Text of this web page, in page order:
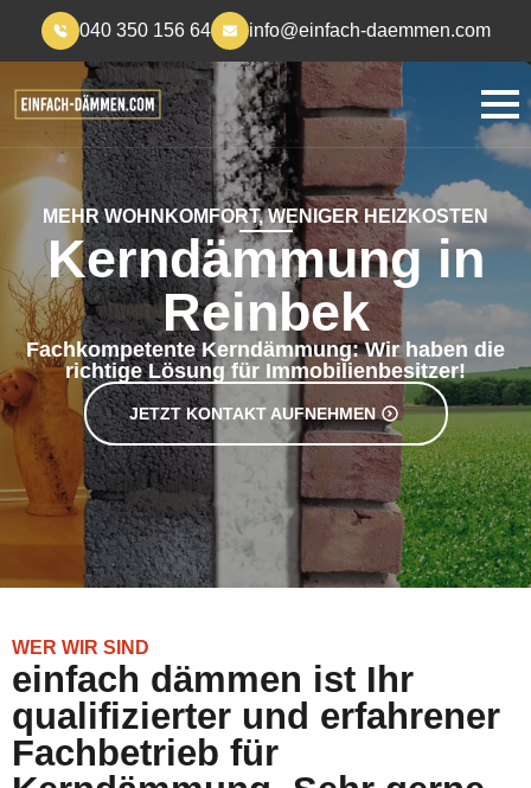
040 350 156 64 info@einfach-daemmen.com
MEHR WOHNKOMFORT, WENIGER HEIZKOSTEN
Kerndämmung in
Reinbek
Fachkompetente Kerndämmung: Wir haben die
richtige Lösung für Immobilienbesitzer!
JETZT KONTAKT AUFNEHMEN
WER WIR SIND
einfach dämmen ist Ihr
qualifizierter und erfahrener
Fachbetrieb für